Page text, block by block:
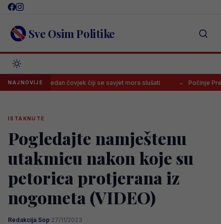
Skip
content Sve Osim Politike
NAJNOVIJE
je jedan čovjek čiji se savjet mora slušati Počinje Premijer liga
ISTAKNUTE
Pogledajte namještenu
utakmicu nakon koje su
petorica protjerana iz
nogometa (VIDEO)
Redakcija Sop·27/11/2023